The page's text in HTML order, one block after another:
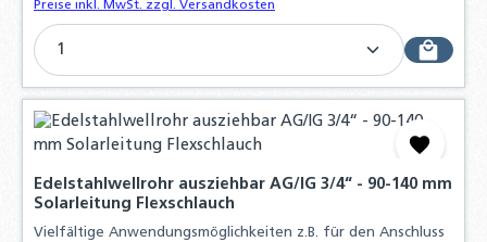
Preise inkl. MwSt. zzgl. Versandkosten
Produkt Anzahl: Gib den gewünschten Wert
Edelstahlwellrohr ausziehbar AG/IG 3/4“ - 90-140 mm
Solarleitung Flexschlauch
Vielfältige Anwendungsmöglichkeiten z.B. für den Anschluss